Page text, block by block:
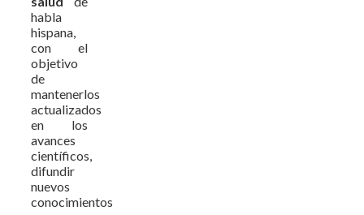
habla
hispana,
con el
objetivo
de
mantenerlos
actualizados
en los
avances
científicos,
difundir
nuevos
conocimientos